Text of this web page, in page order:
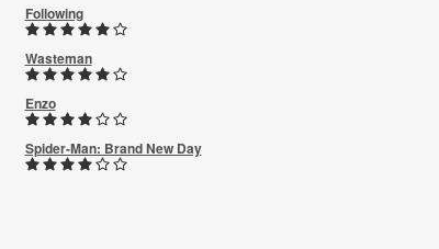
Following
Wasteman
Enzo
Spider-Man: Brand New Day